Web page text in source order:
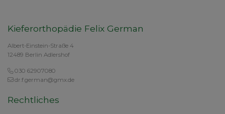
Kieferorthopädie Felix German
Albert-Einstein-Straße 4
12489 Berlin Adlershof
030 62907080
dr.f.german@gmx.de
Rechtliches